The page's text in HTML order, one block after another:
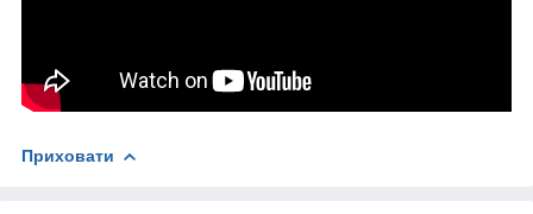
Приховати